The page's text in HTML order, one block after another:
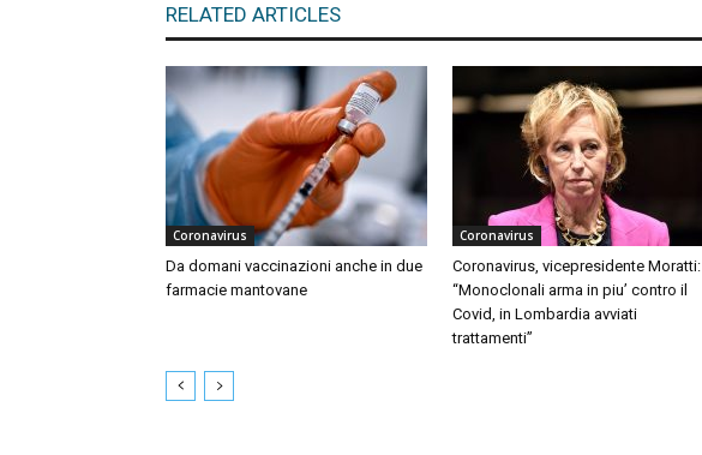
RELATED ARTICLES
Coronavirus
Da domani vaccinazioni anche in due
farmacie mantovane
Coronavirus
Coronavirus, vicepresidente Moratti:
“Monoclonali arma in piu’ contro il
Covid, in Lombardia avviati
trattamenti”